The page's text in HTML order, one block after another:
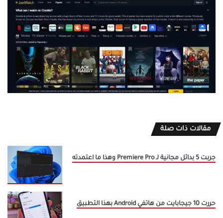
مقالات ذات صلة
جربت 5 بدائل مجانية لـ Premiere Pro وهذا ما اعتمدته
حررت 10 جيجابايت من هاتفي Android بهذا التطبيق